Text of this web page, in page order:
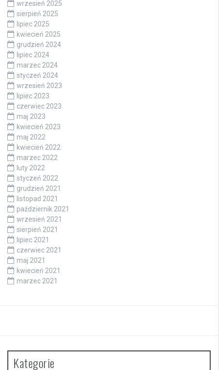
wrzesień 2025
sierpień 2025
lipiec 2025
kwiecień 2025
grudzień 2024
lipiec 2024
marzec 2024
styczeń 2024
wrzesień 2023
lipiec 2023
czerwiec 2023
maj 2023
kwiecień 2023
maj 2022
kwiecień 2022
marzec 2022
luty 2022
styczeń 2022
grudzień 2021
listopad 2021
październik 2021
wrzesień 2021
sierpień 2021
lipiec 2021
czerwiec 2021
maj 2021
kwiecień 2021
marzec 2021
Kategorie